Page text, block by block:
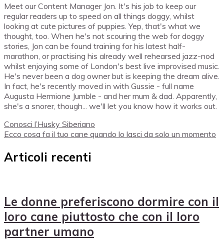
Meet our Content Manager Jon. It's his job to keep our
regular readers up to speed on all things doggy, whilst
looking at cute pictures of puppies. Yep, that's what we
thought, too. When he's not scouring the web for doggy
stories, Jon can be found training for his latest half-
marathon, or practising his already well rehearsed jazz-nod
whilst enjoying some of London's best live improvised music.
He's never been a dog owner but is keeping the dream alive.
In fact, he's recently moved in with Gussie - full name
Augusta Hermione Jumble - and her mum & dad. Apparently,
she's a snorer, though... we'll let you know how it works out.
Conosci l’Husky Siberiano
Ecco cosa fa il tuo cane quando lo lasci da solo un momento
Articoli recenti
Le donne preferiscono dormire con il
loro cane piuttosto che con il loro
partner umano